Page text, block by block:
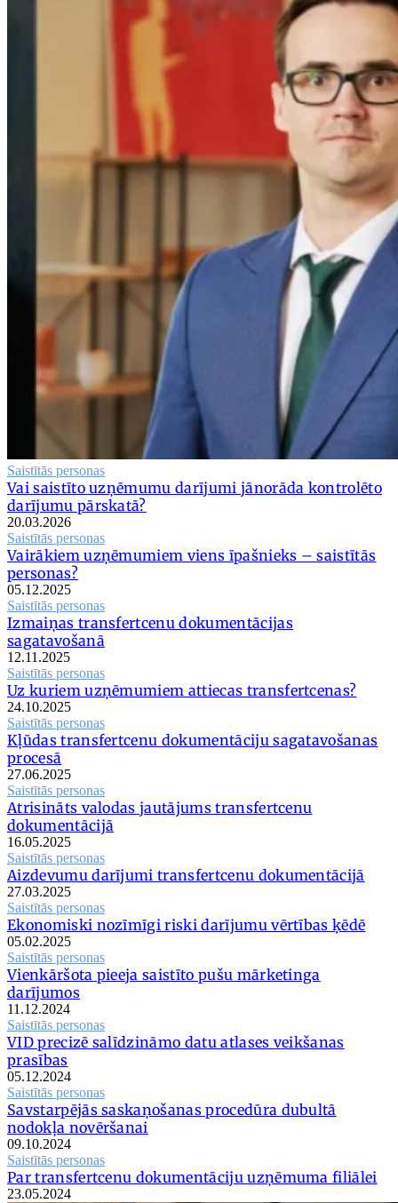
Saistītās personas
Vai saistīto uzņēmumu darījumi jānorāda kontrolēto
darījumu pārskatā?
20.03.2026
Saistītās personas
Vairākiem uzņēmumiem viens īpašnieks – saistītās
personas?
05.12.2025
Saistītās personas
Izmaiņas transfertcenu dokumentācijas
sagatavošanā
12.11.2025
Saistītās personas
Uz kuriem uzņēmumiem attiecas transfertcenas?
24.10.2025
Saistītās personas
Kļūdas transfertcenu dokumentāciju sagatavošanas
procesā
27.06.2025
Saistītās personas
Atrisināts valodas jautājums transfertcenu
dokumentācijā
16.05.2025
Saistītās personas
Aizdevumu darījumi transfertcenu dokumentācijā
27.03.2025
Saistītās personas
Ekonomiski nozīmīgi riski darījumu vērtības ķēdē
05.02.2025
Saistītās personas
Vienkāršota pieeja saistīto pušu mārketinga
darījumos
11.12.2024
Saistītās personas
VID precizē salīdzināmo datu atlases veikšanas
prasības
05.12.2024
Saistītās personas
Savstarpējās saskaņošanas procedūra dubultā
nodokļa novēršanai
09.10.2024
Saistītās personas
Par transfertcenu dokumentāciju uzņēmuma filiālei
23.05.2024